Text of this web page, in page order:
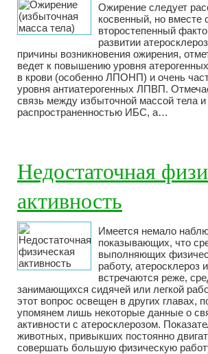
Ожирение следует
косвенный, но вместе
второстепенный
развитии
причины возникновения ожирения,
ведет к повышению уровня
в крови (особенно ЛПОНП) и очень
уровня антиатерогенных ЛПВП.
связь между избыточной массой тела и
распространенностью ИБС, а…
Недостаточная
активность
Имеется немало
показывающих, что
выполняющих
работу, атеросклероз
встречаются реже,
занимающихся сидячей или легкой
этот вопрос освещен в других главах,
упомянем лишь некоторые данные о
активности с атеросклерозом.
животных, привыкших постоянно
совершать большую физическую